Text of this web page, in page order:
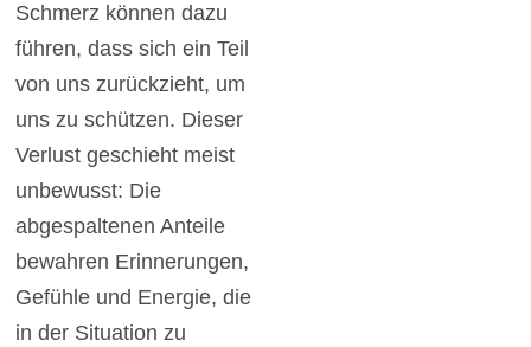
Schmerz können dazu
führen, dass sich ein Teil
von uns zurückzieht, um
uns zu schützen. Dieser
Verlust geschieht meist
unbewusst: Die
abgespaltenen Anteile
bewahren Erinnerungen,
Gefühle und Energie, die
in der Situation zu